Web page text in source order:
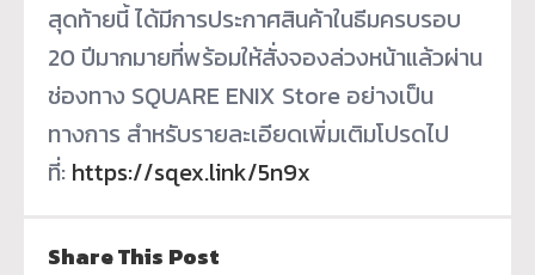
สุดท้ายนี้ ได้มีการประกาศสินค้าในธีมครบรอบ
20 ปีมากมายที่พร้อมให้สั่งจองล่วงหน้าแล้วผ่าน
ช่องทาง SQUARE ENIX Store อย่างเป็น
ทางการ สำหรับรายละเอียดเพิ่มเติมโปรดไป
ที่: https://sqex.link/5n9x
Share This Post